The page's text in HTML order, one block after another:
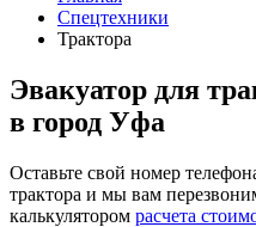
Спецтехники
Трактора
Эвакуатор для
в город Уфа
Оставьте свой номер
трактора и мы вам
калькулятором расчета